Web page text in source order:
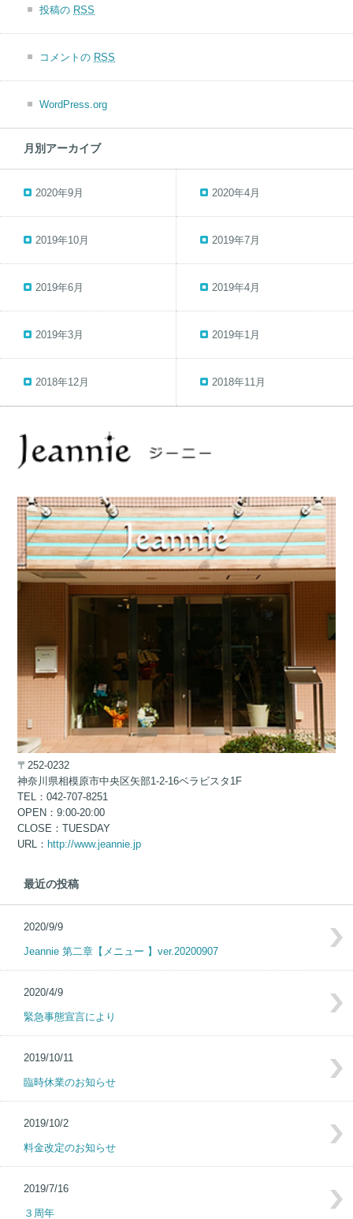
投稿の RSS
コメントの RSS
WordPress.org
月別アーカイブ
2020年9月 2020年4月
2019年10月 2019年7月
2019年6月 2019年4月
2019年3月 2019年1月
2018年12月 2018年11月
〒252-0232
神奈川県相模原市中央区矢部1-2-16ベラビスタ1F
TEL：042-707-8251
OPEN：9:00-20:00
CLOSE：TUESDAY
URL： http://www.jeannie.jp
最近の投稿
2020/9/9
Jeannie 第二章【メニュー 】ver.20200907
2020/4/9
緊急事態宣言により
2019/10/11
臨時休業のお知らせ
2019/10/2
料金改定のお知らせ
2019/7/16
３周年